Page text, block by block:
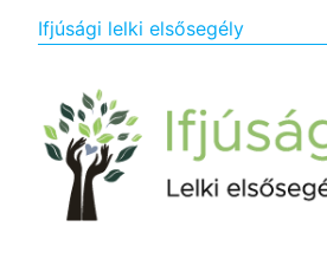
Ifjúsági lelki elsősegély